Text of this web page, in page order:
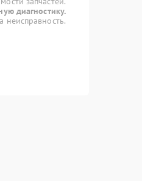
диагностику.